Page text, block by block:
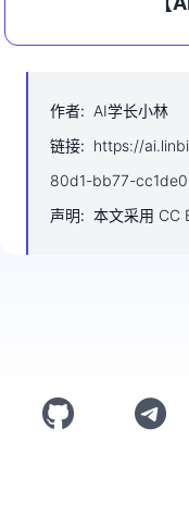
作者: AI学长小林
链接: https://
80d1-bb77-
声明: 本文采用 CC